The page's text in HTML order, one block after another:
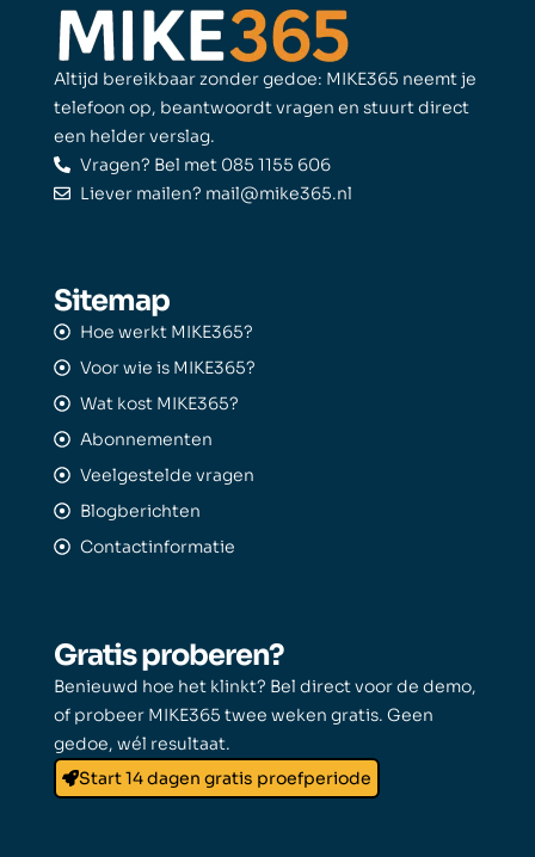
Altijd bereikbaar zonder gedoe: MIKE365 neemt je
telefoon op, beantwoordt vragen en stuurt direct
een helder verslag.
Vragen? Bel met 085 1155 606
Liever mailen? mail@mike365.nl
Sitemap
Hoe werkt MIKE365?
Voor wie is MIKE365?
Wat kost MIKE365?
Abonnementen
Veelgestelde vragen
Blogberichten
Contactinformatie
Gratis proberen?
Benieuwd hoe het klinkt? Bel direct voor de demo,
of probeer MIKE365 twee weken gratis. Geen
gedoe, wél resultaat.
Start 14 dagen gratis proefperiode